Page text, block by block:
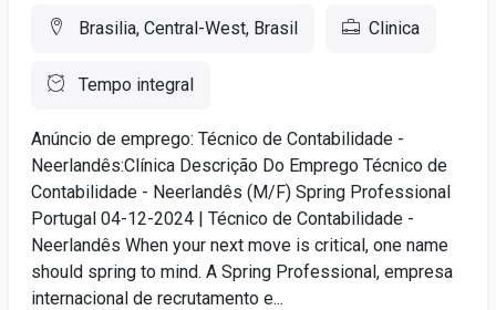
Brasilia, Central-West, Brasil Clinica
Tempo integral
Anúncio de emprego: Técnico de Contabilidade -
Neerlandês:Clínica Descrição Do Emprego Técnico de
Contabilidade - Neerlandês (M/F) Spring Professional
Portugal 04-12-2024 | Técnico de Contabilidade -
Neerlandês When your next move is critical, one name
should spring to mind. A Spring Professional, empresa
internacional de recrutamento e...